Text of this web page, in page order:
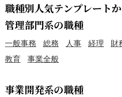
職種別人気テンプレート
管理部門系の職種
一般事務 総務 人事 経理 財
教育
事業全般
事業開発系の職種